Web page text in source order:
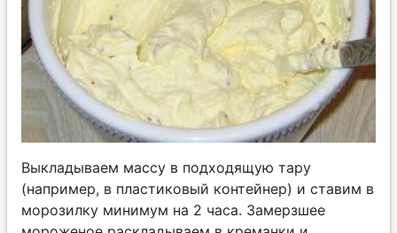
Выкладываем массу в подходящую тару
(например, в пластиковый контейнер) и ставим в
морозилку минимум на 2 часа. Замерзшее